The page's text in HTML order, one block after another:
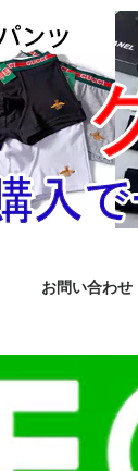
お問い合わせ